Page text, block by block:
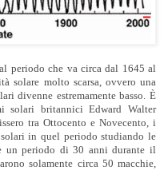
periodo che va circa dal 1645 al
solare molto scarsa, ovvero una
divenne estremamente basso. È
solari britannici Edward Walter
tra Ottocento e Novecento, i
in quel periodo studiando le
un periodo di 30 anni durante il
solamente circa 50 macchie,